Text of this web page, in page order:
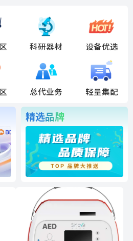
科研器材 设备优选
总代业务 轻量集配
精选品牌